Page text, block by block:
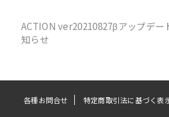
ACTION ver20210827βアップデー
知らせ
各種お問合せ 特定商取引法に基づく表